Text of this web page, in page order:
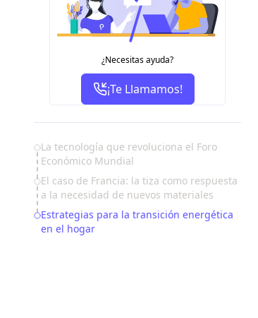
¿Necesitas ayuda?
¡Te Llamamos!
Table of Contents
La tecnología que revoluciona el Foro
Económico Mundial
El caso de Francia: la tiza como respuesta
a la necesidad de nuevos materiales
Estrategias para la transición energética
en el hogar